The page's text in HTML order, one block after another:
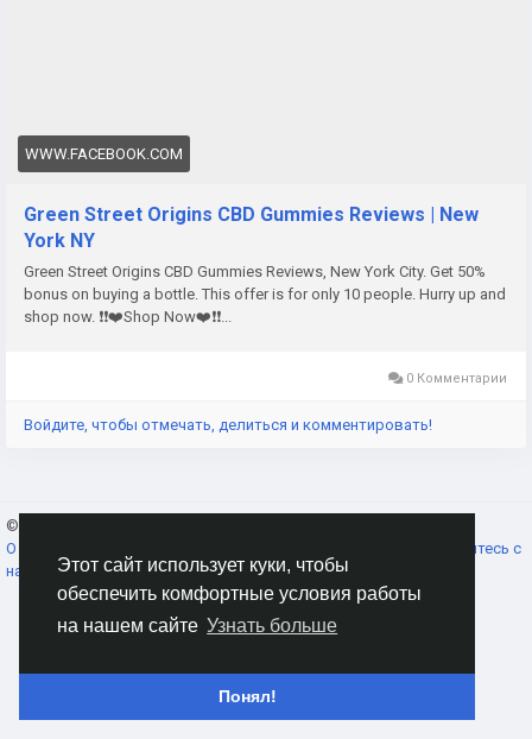
Этот сайт использует куки, чтобы
обеспечить комфортные условия работы
на нашем сайте Узнать больше
Понял!
WWW.FACEBOOK.COM
Green Street Origins CBD Gummies Reviews | New
York NY
Green Street Origins CBD Gummies Reviews, New York City. Get 50%
bonus on buying a bottle. This offer is for only 10 people. Hurry up and
shop now. ❗❗❤️Shop Now❤️❗❗...
0 Комментарии
Войдите, чтобы отмечать, делиться и комментировать!
© 2026 AnimeSocial.SU - Первая аниме сеть!
О нас
Свяжитесь с
нами
Каталог